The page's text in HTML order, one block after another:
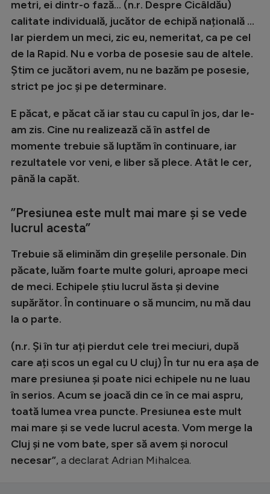
Ciclism
Alte sporturi
JO 2024
JO 2026
Intră în cont
Creează cont
metri, ei dintr-o fază… (n.r. Despre Cicâldău)
calitate individuală, jucător de echipă națională ...
Iar pierdem un meci, zic eu, nemeritat, ca pe cel
de la Rapid. Nu e vorba de posesie sau de altele.
Știm ce jucători avem, nu ne bazăm pe posesie,
strict pe joc și pe determinare.
E păcat, e păcat că iar stau cu capul în jos, dar le-
am zis. Cine nu realizează că în astfel de
momente trebuie să luptăm în continuare, iar
rezultatele vor veni, e liber să plece. Atât le cer,
până la capăt.
”Presiunea este mult mai mare și se vede
lucrul acesta”
Trebuie să eliminăm din greșelile personale. Din
păcate, luăm foarte multe goluri, aproape meci
de meci. Echipele știu lucrul ăsta și devine
supărător. În continuare o să muncim, nu mă dau
la o parte.
(n.r. Și în tur ați pierdut cele trei meciuri, după
care ați scos un egal cu U cluj) În tur nu era așa de
mare presiunea și poate nici echipele nu ne luau
în serios. Acum se joacă din ce în ce mai aspru,
toată lumea vrea puncte. Presiunea este mult
mai mare și se vede lucrul acesta. Vom merge la
Cluj și ne vom bate, sper să avem și norocul
necesar”, a declarat Adrian Mihalcea.